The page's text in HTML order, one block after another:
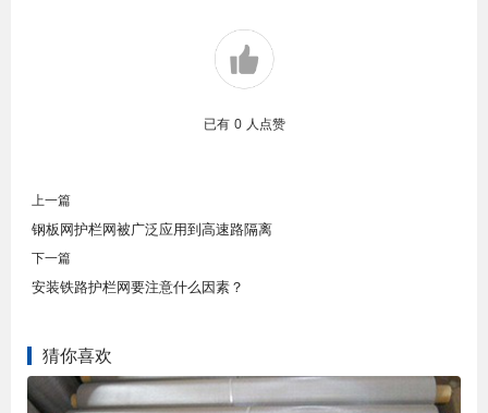
已有 0 人点赞
上一篇
钢板网护栏网被广泛应用到高速路隔离
下一篇
安装铁路护栏网要注意什么因素？
猜你喜欢